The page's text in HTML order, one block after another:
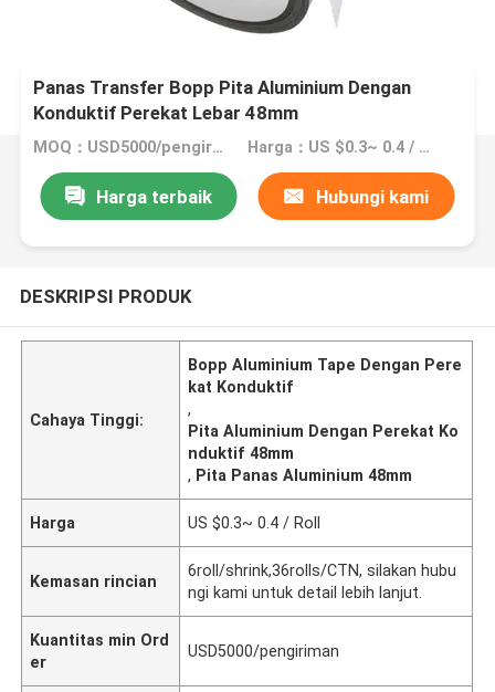
Panas Transfer Bopp Pita Aluminium Dengan
Konduktif Perekat Lebar 48mm
MOQ：USD5000/pengiriman Harga：US $0.3~ 0.4 / Roll
Harga terbaik Hubungi kami
DESKRIPSI PRODUK
Cahaya Tinggi:
Bopp Aluminium Tape Dengan Pere
kat Konduktif
,
Pita Aluminium Dengan Perekat Ko
nduktif 48mm
, Pita Panas Aluminium 48mm
Harga US $0.3~ 0.4 / Roll
Kemasan rincian
6roll/shrink,36rolls/CTN, silakan hubu
ngi kami untuk detail lebih lanjut.
Kuantitas min Ord
er
USD5000/pengiriman